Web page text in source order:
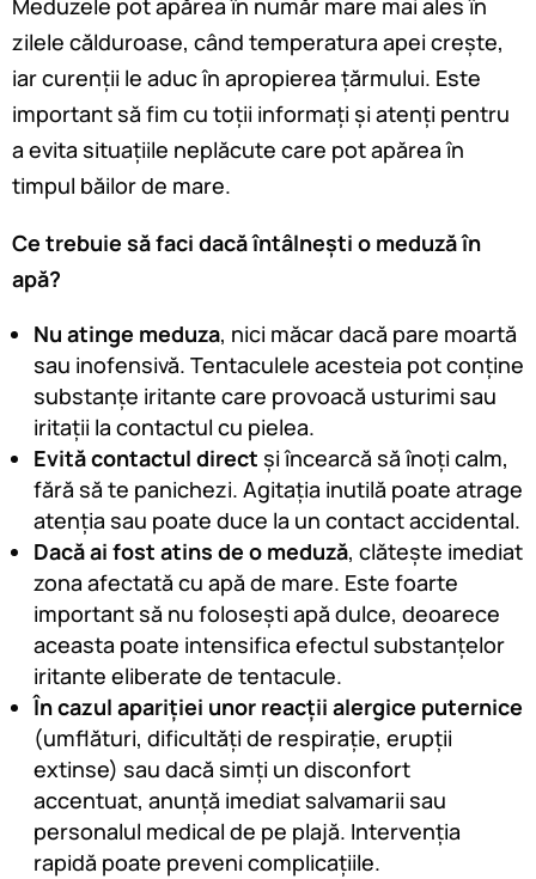
Meduzele pot apărea în număr mare mai ales în
zilele călduroase, când temperatura apei crește,
iar curenții le aduc în apropierea țărmului. Este
important să fim cu toții informați și atenți pentru
a evita situațiile neplăcute care pot apărea în
timpul băilor de mare.
Ce trebuie să faci dacă întâlnești o meduză în
apă?
Nu atinge meduza, nici măcar dacă pare moartă
sau inofensivă. Tentaculele acesteia pot conține
substanțe iritante care provoacă usturimi sau
iritații la contactul cu pielea.
Evită contactul direct și încearcă să înoți calm,
fără să te panichezi. Agitația inutilă poate atrage
atenția sau poate duce la un contact accidental.
Dacă ai fost atins de o meduză, clătește imediat
zona afectată cu apă de mare. Este foarte
important să nu folosești apă dulce, deoarece
aceasta poate intensifica efectul substanțelor
iritante eliberate de tentacule.
În cazul apariției unor reacții alergice puternice
(umflături, dificultăți de respirație, erupții
extinse) sau dacă simți un disconfort
accentuat, anunță imediat salvamarii sau
personalul medical de pe plajă. Intervenția
rapidă poate preveni complicațiile.